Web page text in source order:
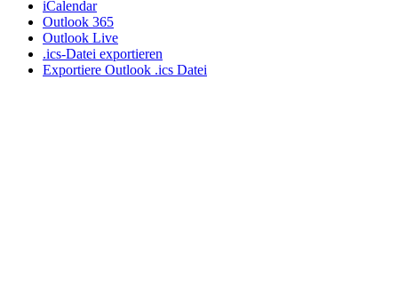
iCalendar
Outlook 365
Outlook Live
.ics-Datei exportieren
Exportiere Outlook .ics Datei